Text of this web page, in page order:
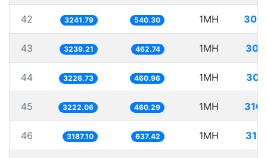
42 3241.79 540.30 1MH
43 3239.21 462.74 1MH
44 3226.73 460.96 1MH
45 3222.06 460.29 1MH
46 3187.10 637.42 1MH